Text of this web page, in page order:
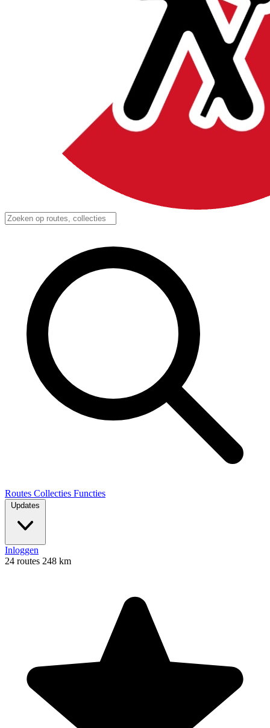
Routes Collecties Functies
Updates
Inloggen
24 routes 248 km